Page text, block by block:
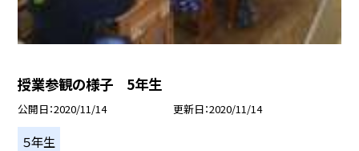
授業参観の様子 5年生
公開日 2020/11/14 更新日 2020/11/14
５年生